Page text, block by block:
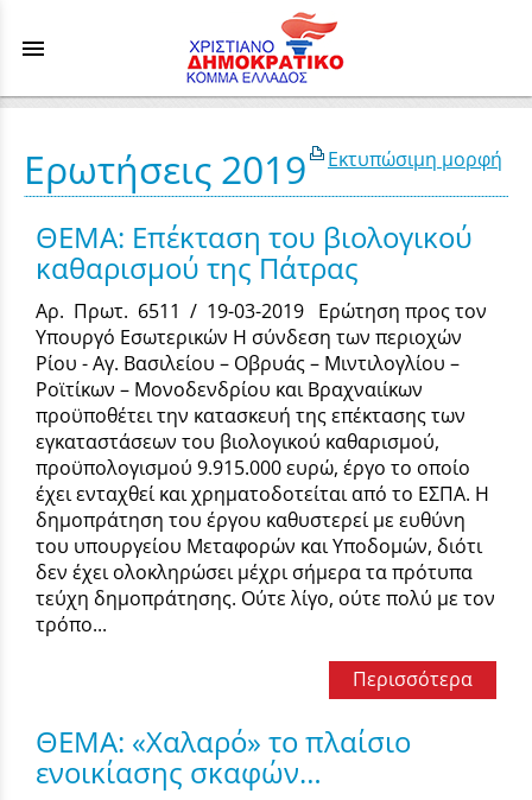
menu
Εκτυπώσιμη μορφή
Ερωτήσεις 2019
ΘΕΜΑ: Επέκταση του βιολογικού
καθαρισμού της Πάτρας
Αρ. Πρωτ. 6511 / 19-03-2019 Ερώτηση προς τον
Υπουργό Εσωτερικών Η σύνδεση των περιοχών
Ρίου - Αγ. Βασιλείου – Οβρυάς – Μιντιλογλίου –
Ροϊτίκων – Μονοδενδρίου και Βραχναιίκων
προϋποθέτει την κατασκευή της επέκτασης των
εγκαταστάσεων του βιολογικού καθαρισµού,
προϋπολογισµού 9.915.000 ευρώ, έργο το οποίο
έχει ενταχθεί και χρηµατοδοτείται από το ΕΣΠΑ. Η
δηµοπράτηση του έργου καθυστερεί µε ευθύνη
του υπουργείου Μεταφορών και Υποδοµών, διότι
δεν έχει ολοκληρώσει µέχρι σήµερα τα πρότυπα
τεύχη δηµοπράτησης. Ούτε λίγο, ούτε πολύ µε τον
τρόπο...
Περισσότερα
ΘΕΜΑ: «Χαλαρό» το πλαίσιο
ενοικίασης σκαφών…